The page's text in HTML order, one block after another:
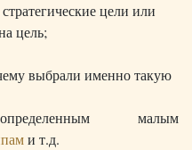
цели или
цель;
выбрали именно такую
малым
и т.д.